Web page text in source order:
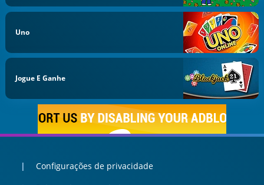
Uno
Jogue E Ganhe
Configurações de privacidade